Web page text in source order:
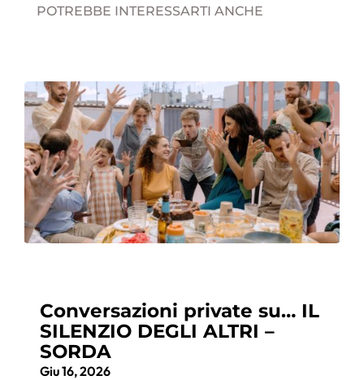
POTREBBE INTERESSARTI ANCHE
Conversazioni private su… IL
SILENZIO DEGLI ALTRI –
SORDA
Giu 16, 2026